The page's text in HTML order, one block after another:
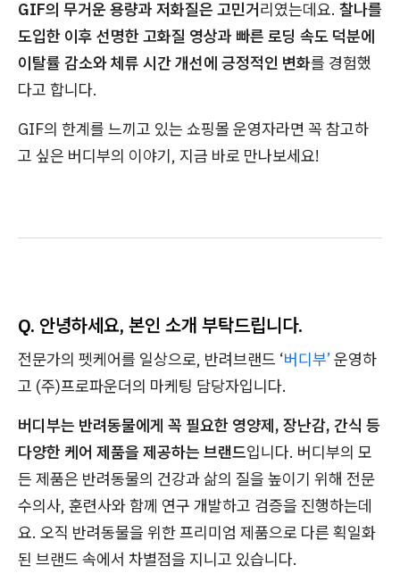
GIF의 무거운 용량과 저화질은 고민거리였는데요. 찰나를
도입한 이후 선명한 고화질 영상과 빠른 로딩 속도 덕분에
이탈률 감소와 체류 시간 개선에 긍정적인 변화를 경험했
다고 합니다.
GIF의 한계를 느끼고 있는 쇼핑몰 운영자라면 꼭 참고하
고 싶은 버디부의 이야기, 지금 바로 만나보세요!
Q. 안녕하세요, 본인 소개 부탁드립니다.
전문가의 펫케어를 일상으로, 반려브랜드 ‘버디부’운영하
고 (주)프로파운더의 마케팅 담당자입니다.
버디부는 반려동물에게 꼭 필요한 영양제, 장난감, 간식 등
다양한 케어 제품을 제공하는 브랜드입니다. 버디부의 모
든 제품은 반려동물의 건강과 삶의 질을 높이기 위해 전문
수의사, 훈련사와 함께 연구 개발하고 검증을 진행하는데
요. 오직 반려동물을 위한 프리미엄 제품으로 다른 획일화
된 브랜드 속에서 차별점을 지니고 있습니다.